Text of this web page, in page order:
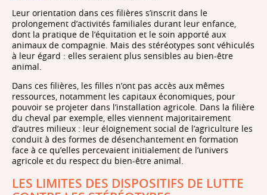
Leur orientation dans ces filières s’inscrit dans le
prolongement d’activités familiales durant leur enfance,
dont la pratique de l’équitation et le soin apporté aux
animaux de compagnie. Mais des stéréotypes sont véhiculés
à leur égard : elles seraient plus sensibles au bien-être
animal.
Dans ces filières, les filles n’ont pas accès aux mêmes
ressources, notamment les capitaux économiques, pour
pouvoir se projeter dans l’installation agricole. Dans la filière
du cheval par exemple, elles viennent majoritairement
d’autres milieux : leur éloignement social de l’agriculture les
conduit à des formes de désenchantement en formation
face à ce qu’elles percevaient initialement de l’univers
agricole et du respect du bien-être animal.
LES LIMITES DES DISPOSITIFS DE LUTTE